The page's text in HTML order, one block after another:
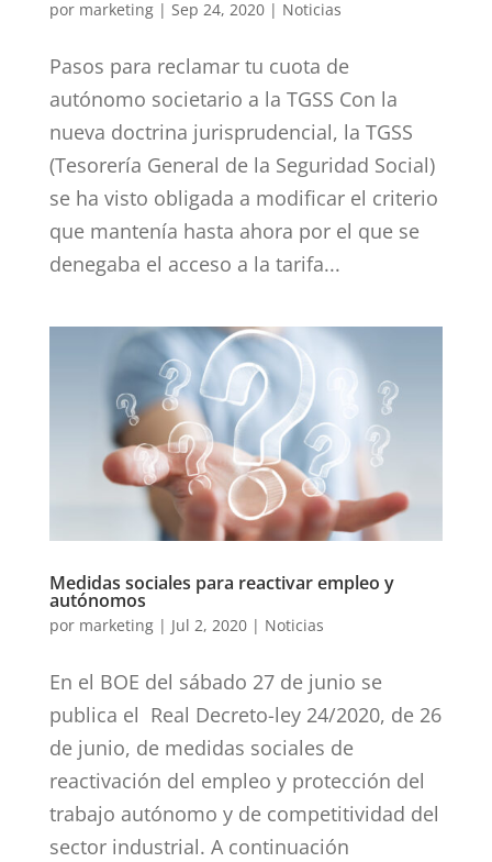
por marketing| Sep 24, 2020| Noticias
Pasos para reclamar tu cuota de
autónomo societario a la TGSS Con la
nueva doctrina jurisprudencial, la TGSS
(Tesorería General de la Seguridad Social)
se ha visto obligada a modificar el criterio
que mantenía hasta ahora por el que se
denegaba el acceso a la tarifa...
Medidas sociales para reactivar empleo y
autónomos
por marketing| Jul 2, 2020| Noticias
En el BOE del sábado 27 de junio se
publica el Real Decreto-ley 24/2020, de 26
de junio, de medidas sociales de
reactivación del empleo y protección del
trabajo autónomo y de competitividad del
sector industrial. A continuación